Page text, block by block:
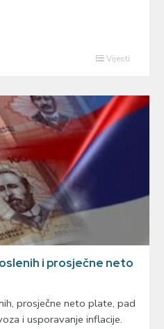
Vijesti
i prosječne neto
prosječne neto plate, pad
i usporavanje inflacije.